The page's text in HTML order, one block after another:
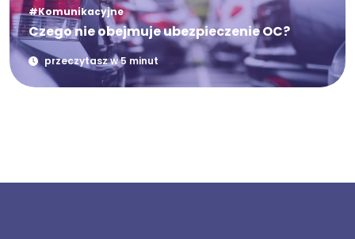
#Komunikacyjne
Czego nie obejmuje ubezpieczenie OC?
przeczytasz w 5 minut